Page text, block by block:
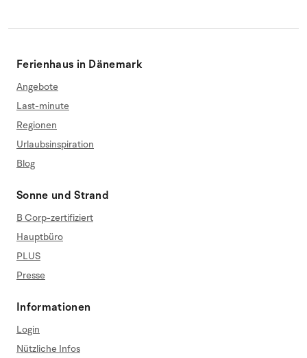
Ferienhaus in Dänemark
Angebote
Last-minute
Regionen
Urlaubsinspiration
Blog
Sonne und Strand
B Corp-zertifiziert
Hauptbüro
PLUS
Presse
Informationen
Login
Nützliche Infos